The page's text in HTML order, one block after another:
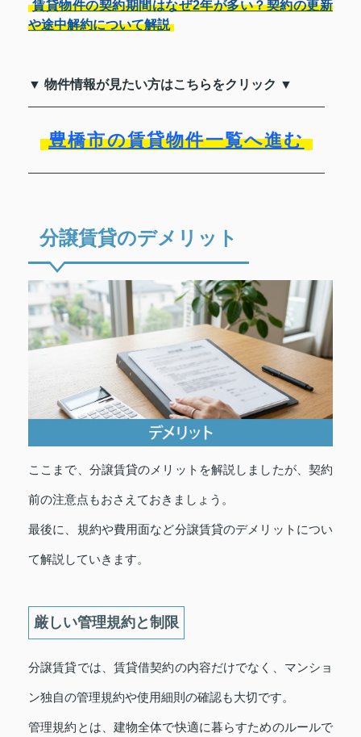
賃貸物件の契約期間はなぜ2年が多い？契約の更新
や途中解約について解説
▼ 物件情報が見たい方はこちらをクリック ▼
豊橋市の賃貸物件一覧へ進む
分譲賃貸のデメリット
ここまで、分譲賃貸のメリットを解説しましたが、契約
前の注意点もおさえておきましょう。
最後に、規約や費用面など分譲賃貸のデメリットについ
て解説していきます。
厳しい管理規約と制限
分譲賃貸では、賃貸借契約の内容だけでなく、マンショ
ン独自の管理規約や使用細則の確認も大切です。
管理規約とは、建物全体で快適に暮らすためのルールで